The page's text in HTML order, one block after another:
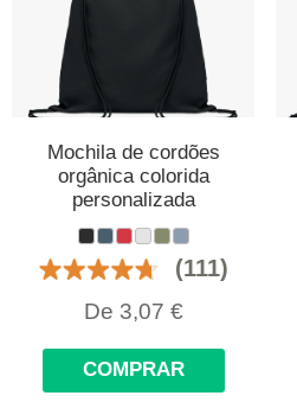
Mochila de cordões
orgânica colorida
personalizada
(111)
De 3,07 €
COMPRAR